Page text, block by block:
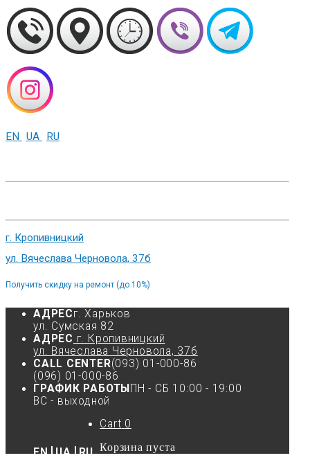
EN UA RU
г. Кропивницкий
ул. Вячеслава Черновола, 37б
Получить скидку на ремонт (до 10%)
АДРЕСг. Харьков
ул. Сумская 82
АДРЕС г. Кропивницкий
ул. Вячеслава Черновола, 37б
CALL CENTER(093) 01-000-86
(096) 01-000-86
ГРАФИК РАБОТЫ ПН - СБ 10:00 - 19:00
ВС - выходной
EN UA RU
Cart 0
Корзина пуста